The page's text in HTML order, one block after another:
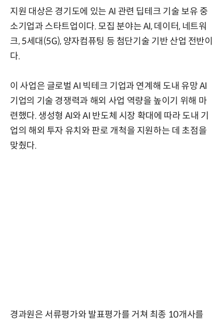
지원 대상은 경기도에 있는 AI 관련 딥테크 기술 보유 중
소기업과 스타트업이다. 모집 분야는 AI, 데이터, 네트워
크, 5세대(5G), 양자컴퓨팅 등 첨단기술 기반 산업 전반이
다.
이 사업은 글로벌 AI 빅테크 기업과 연계해 도내 유망 AI
기업의 기술 경쟁력과 해외 사업 역량을 높이기 위해 마
련했다. 생성형 AI와 AI 반도체 시장 확대에 따라 도내 기
업의 해외 투자 유치와 판로 개척을 지원하는 데 초점을
맞췄다.
경과원은 서류평가와 발표평가를 거쳐 최종 10개사를